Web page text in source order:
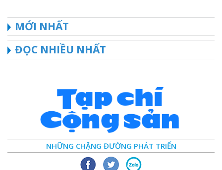
MỚI NHẤT
ĐỌC NHIỀU NHẤT
NHỮNG CHẶNG ĐƯỜNG PHÁT TRIỂN